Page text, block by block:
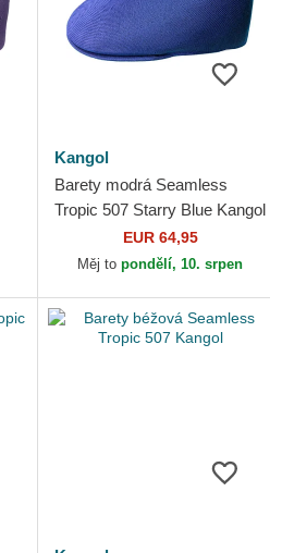
Kangol
Barety modrá Seamless
Tropic 507 Starry Blue Kangol
EUR 64,95
Měj to pondělí, 10. srpen